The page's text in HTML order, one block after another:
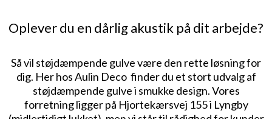
Oplever du en dårlig akustik på dit arbejde?
Så vil støjdæmpende gulve være den rette løsning for
dig. Her hos Aulin Deco finder du et stort udvalg af
støjdæmpende gulve i smukke design. Vores
forretning ligger på Hjortekærsvej 155 i Lyngby